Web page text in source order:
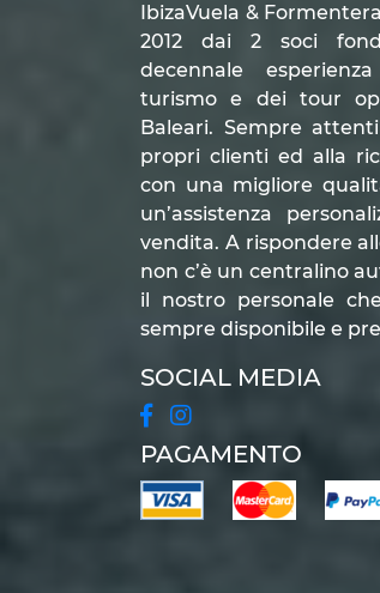
IbizaVuela &
2012 dai 2 soci
decennale
turismo e dei tour
Baleari. Sempre
propri clienti ed alla
con una migliore
un’assistenza
vendita. A rispondere
non c’è un centralino
il nostro personale
sempre disponibile e
SOCIAL MEDIA
PAGAMENTO